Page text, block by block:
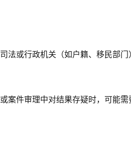
法或行政机关（如户籍、移民部门
案件审理中对结果存疑时，可能需